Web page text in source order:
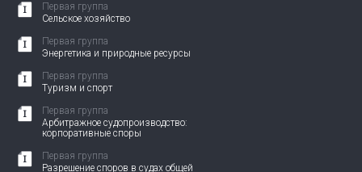
Первая группа
Сельское хозяйство
Первая группа
Энергетика и природные ресурсы
Первая группа
Туризм и спорт
Первая группа
Арбитражное судопроизводство:
корпоративные споры
Первая группа
Разрешение споров в судах общей